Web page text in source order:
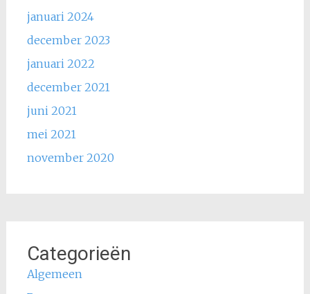
januari 2024
december 2023
januari 2022
december 2021
juni 2021
mei 2021
november 2020
Categorieën
Algemeen